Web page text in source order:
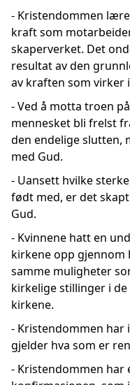
- Kristendommen
kraft som
skaperverket. Det
resultat av den
av kraften som virker
- Ved å motta troen
mennesket bli frelst
den endelige slutten,
med Gud.
- Uansett hvilke
født med, er det
Gud.
- Kvinnene hatt en
kirkene opp gjennom
samme muligheter
kirkelige stillinger i
kirkene.
- Kristendommen har
gjelder hva som er
- Kristendommen har